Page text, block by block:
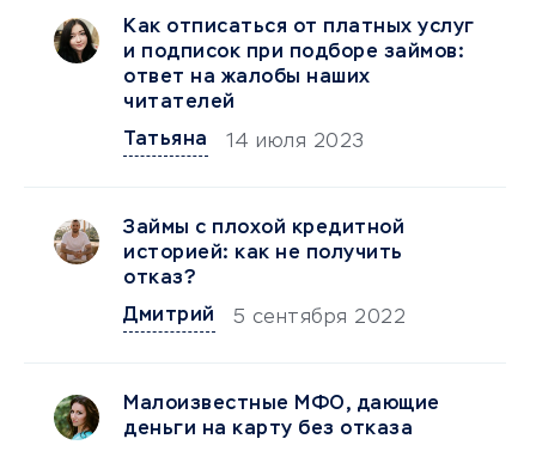
Как отписаться от платных услуг
и подписок при подборе займов:
ответ на жалобы наших
читателей
Татьяна
14 июля 2023
Займы с плохой кредитной
историей: как не получить
отказ?
Дмитрий
5 сентября 2022
Малоизвестные МФО, дающие
деньги на карту без отказа